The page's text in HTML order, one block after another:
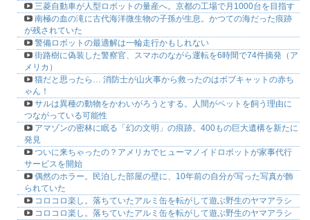
三菱自動車が人型ロボットの量産へ。京都の工場で月1000台を目指す
南極の血の滝に古代海洋微生物の子孫が生息。かつての海だった痕跡
が残されていた
警備ロボットの最適解は一輪走行かもしれない
街路樹に偽装した警察官、スマホのながら運転を6時間で74件摘発（ア
メリカ）
猫だと思ったら… 消防士が山火事から救ったのはボブキャットの赤ち
ゃん！
サルは異種の動物をかわいがろうとする。人間がペットを飼う理由に
つながっている可能性
アマゾンの密林に眠る「幻の文明」の痕跡。400もの巨大遺構を新たに
発見
ついに来ちゃったの？アメリカでヒューマノイドロボットが家事代行
サービスを開始
偶然のホラー。民泊した部屋の壁に、10年前の自分が写った写真が飾
られていた
コロコロ楽し。落ちていたアルミ缶を転がして遊ぶ野生のヤマアラシ
コロコロ楽し。落ちていたアルミ缶を転がして遊ぶ野生のヤマアラシ